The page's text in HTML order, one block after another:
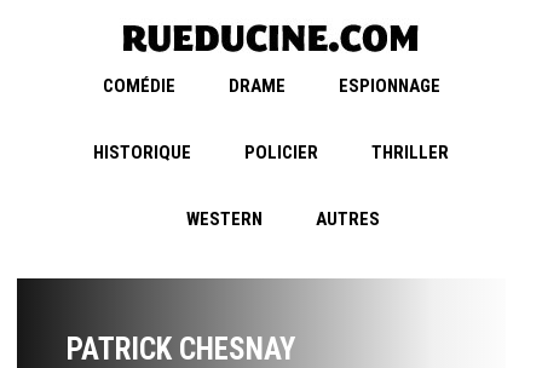
COMÉDIE DRAME ESPIONNAGE
HISTORIQUE POLICIER THRILLER
WESTERN AUTRES
PATRICK CHESNAY